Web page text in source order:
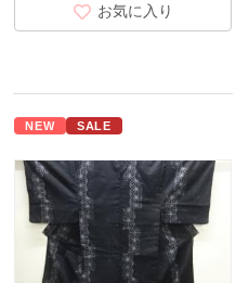
お気に入り
NEW SALE